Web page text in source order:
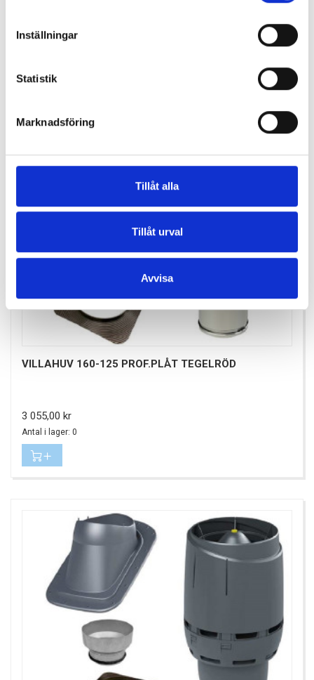
Inställningar
Statistik
Marknadsföring
Tillåt alla
Tillåt urval
Avvisa
VILLAHUV 160-125 PROF.PLÅT TEGELRÖD
Pris
3 055,00 kr
Antal i lager: 0